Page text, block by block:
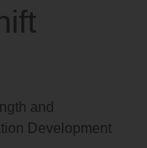
and
Development